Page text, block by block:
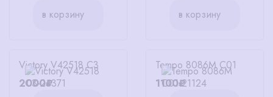
в корзину
в корзину
Victory V42518 C3
2000₽
Tempo 8086M C01
1100₽